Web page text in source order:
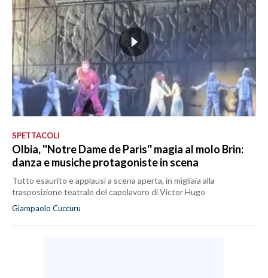
SPETTACOLI
Olbia, ''Notre Dame de Paris'' magia al molo Brin:
danza e musiche protagoniste in scena
Tutto esaurito e applausi a scena aperta, in migliaia alla
trasposizione teatrale del capolavoro di Victor Hugo
Giampaolo Cuccuru